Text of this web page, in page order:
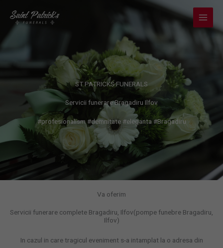
content
ST PATRICKS FUNERALS
Servicii funerare Bragadiru Ilfov
#profesionalism #demnitate #eleganta #Bragadiru
Va oferim
Servicii funerare complete Bragadiru, Ilfov(pompe funebre Bragadiru,
Ilfov)
In cazul in care tragicul eveniment s-a intamplat la o adresa din